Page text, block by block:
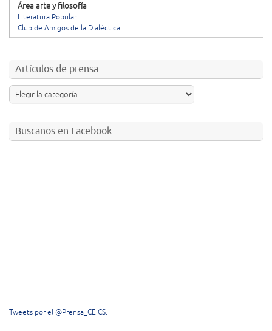
Área arte y filosofía
Literatura Popular
Club de Amigos de la Dialéctica
Artículos de prensa
Buscanos en Facebook
Tweets por el @Prensa_CEICS.